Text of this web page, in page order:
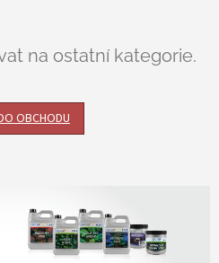
na ostatní kategorie.
OBCHODU